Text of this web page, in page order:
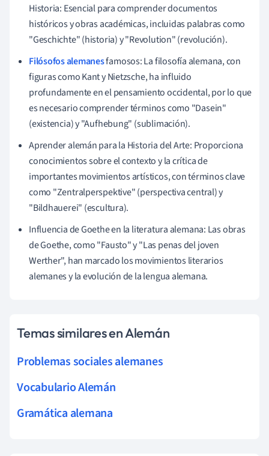
Historia: Esencial para comprender documentos
históricos y obras académicas, incluidas palabras como
"Geschichte" (historia) y "Revolution" (revolución).
Filósofos alemanesfamosos: La filosofía alemana, con
figuras como Kant y Nietzsche, ha influido
profundamente en el pensamiento occidental, por lo que
es necesario comprender términos como "Dasein"
(existencia) y "Aufhebung" (sublimación).
Aprender alemán para la Historia del Arte: Proporciona
conocimientos sobre el contexto y la crítica de
importantes movimientos artísticos, con términos clave
como "Zentralperspektive" (perspectiva central) y
"Bildhauerei" (escultura).
Influencia de Goethe en la literatura alemana: Las obras
de Goethe, como "Fausto" y "Las penas del joven
Werther", han marcado los movimientos literarios
alemanes y la evolución de la lengua alemana.
Temas similares en Alemán
Problemas sociales alemanes
Vocabulario Alemán
Gramática alemana